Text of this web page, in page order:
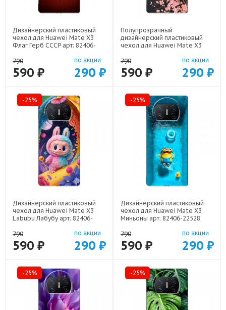
Дизайнерский пластиковый
чехол для Huawei Mate X3
Флаг Герб СССР арт: 82406-
790
590 ₽
по акции
290 ₽
Полупрозрачный
дизайнерский пластиковый
чехол для Huawei Mate X3
790
590 ₽
по акции
290 ₽
-25%
Дизайнерский пластиковый
чехол для Huawei Mate X3
Labubu Лабубу арт: 82406-
790
590 ₽
по акции
290 ₽
-25%
Дизайнерский пластиковый
чехол для Huawei Mate X3
Миньоны арт: 82406-22528
790
590 ₽
по акции
290 ₽
-25% -25%